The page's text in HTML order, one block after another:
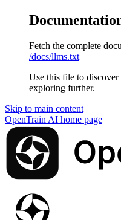
Fetch the complete
/docs/llms.txt
Use this file to
exploring further.
Skip to main content
OpenTrain AI home page